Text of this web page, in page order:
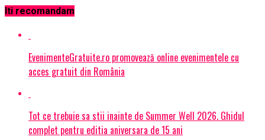
Iti recomandam
EvenimenteGratuite.ro promovează online evenimentele cu
acces gratuit din România
Tot ce trebuie sa stii inainte de Summer Well 2026. Ghidul
complet pentru editia aniversara de 15 ani